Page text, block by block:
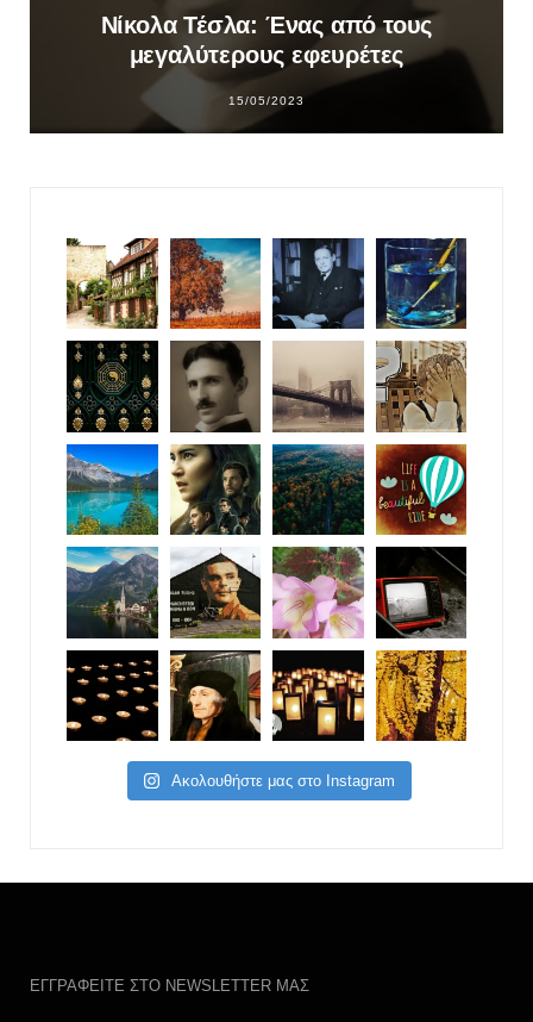
Νίκολα Τέσλα: Ένας από τους
μεγαλύτερους εφευρέτες
15/05/2023
Ακολουθήστε μας στο Instagram
ΕΓΓΡΑΦΕΙΤΕ ΣΤΟ NEWSLETTER ΜΑΣ